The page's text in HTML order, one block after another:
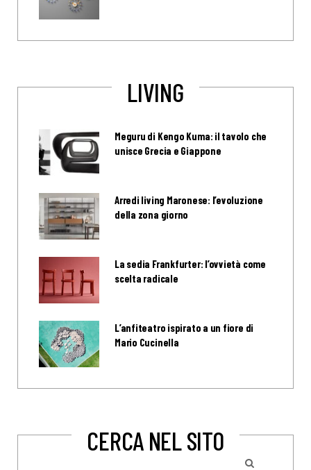
LIVING
Meguru di Kengo Kuma: il tavolo che
unisce Grecia e Giappone
Arredi living Maronese: l’evoluzione
della zona giorno
La sedia Frankfurter: l’ovvietà come
scelta radicale
L’anfiteatro ispirato a un fiore di
Mario Cucinella
CERCA NEL SITO